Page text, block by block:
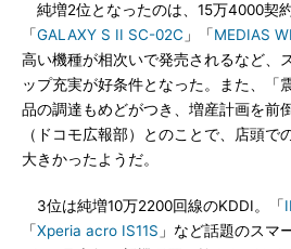
純増2位となったのは、15万4000契
「GALAXY S II SC-02C 」「MEDIAS
高い機種が相次いで発売されるなど、
ップ充実が好条件となった。また、「
品の調達もめどがつき、増産計画を前
（ドコモ広報部）とのことで、店頭で
大きかったようだ。
3位は純増10万2200回線のKDDI。「
「Xperia acro IS11S 」など話題のスマ